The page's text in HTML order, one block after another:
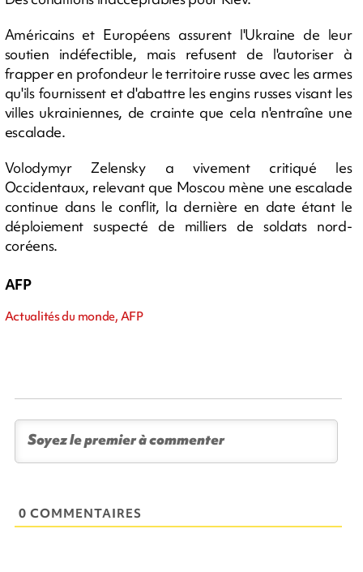
Américains et Européens assurent l'Ukraine de leur
soutien indéfectible, mais refusent de l'autoriser à
frapper en profondeur le territoire russe avec les armes
qu'ils fournissent et d'abattre les engins russes visant les
villes ukrainiennes, de crainte que cela n'entraîne une
escalade.
Volodymyr Zelensky a vivement critiqué les
Occidentaux, relevant que Moscou mène une escalade
continue dans le conflit, la dernière en date étant le
déploiement suspecté de milliers de soldats nord-
coréens.
AFP
Actualités du monde, AFP
0 COMMENTAIRES